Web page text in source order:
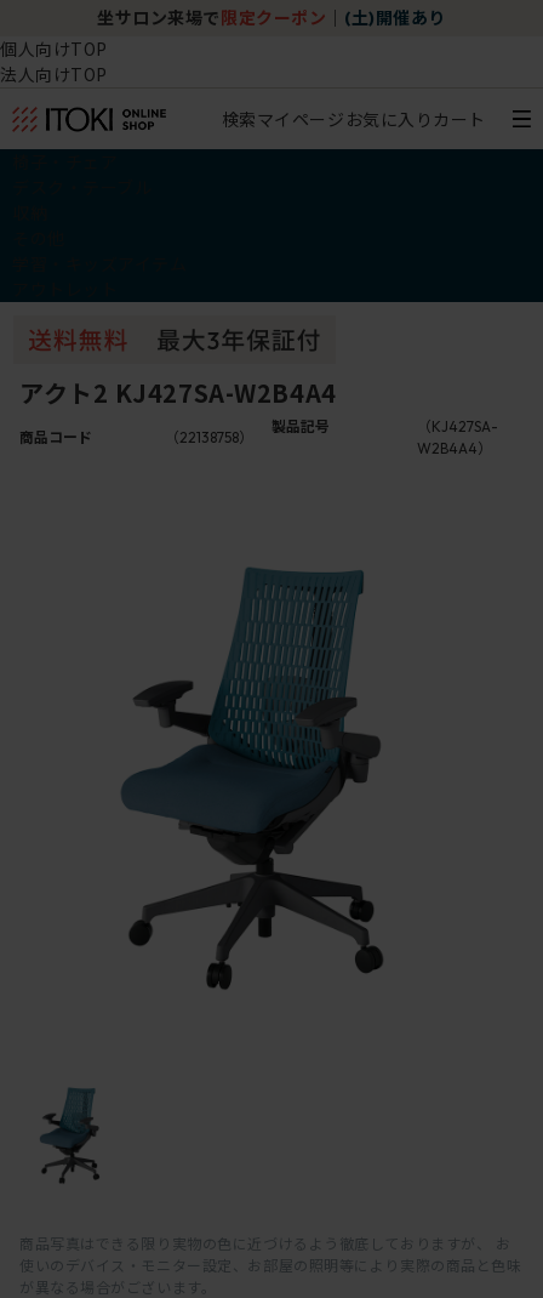
坐サロン来場で 限定クーポン (土)開催あり
個人向けTOP
法人向けTOP
検索マイページ お気に入り カート
アクト2 KJ427SA-W2B4A4
商品コード （22138758）
製品記号
（KJ427SA-
W2B4A4）
商品写真はできる限り実物の色に近づけるよう徹底しておりますが、 お
使いのデバイス・モニター設定、お部屋の照明等により実際の商品と色味
が異なる場合がございます。